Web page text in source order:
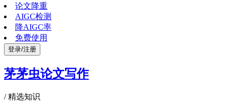
论文降重
AIGC检测
降AIGC率
免费使用
登录/注册
茅茅虫论文写作
/精选知识